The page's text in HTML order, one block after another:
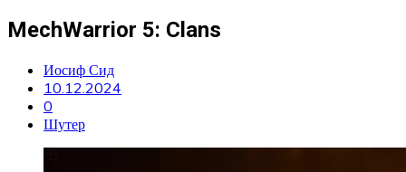
MechWarrior 5: Clans
Иосиф Сид
10.12.2024
0
Шутер